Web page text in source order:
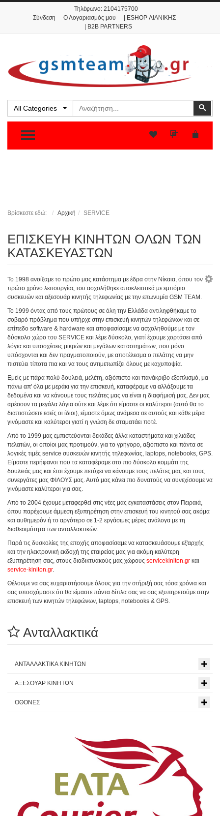
Τηλέφωνο: 2104175700
Σύνδεση
Ο Λογαριασμός μου
| ESHOP ΛΙΑΝΙΚΗΣ
| B2B PARTNERS
All Categories
TOGGLE MENU
Βρίσκεστε εδώ: Αρχική SERVICE
ΕΠΙΣΚΕΥΗ ΚΙΝΗΤΩΝ ΟΛΩΝ ΤΩΝ
ΚΑΤΑΣΚΕΥΑΣΤΩΝ
To 1998 ανοίξαμε το πρώτο μας κατάστημα με έδρα στην Νίκαια, όπου τον
πρώτο χρόνο λειτουργίας του ασχολήθηκε αποκλειστικά με εμπόριο
συσκευών και αξεσουάρ κινητής τηλεφωνίας με την επωνυμία GSM TEAM.
Το 1999 όντας από τους πρώτους σε όλη την Ελλάδα αντιληφθήκαμε το
σοβαρό πρόβλημα που υπήρχε στην επισκευή κινητών τηλεφώνων και σε
επίπεδο software & hardware και αποφασίσαμε να ασχοληθούμε με τον
δύσκολο χώρο του SERVICE και λέμε δύσκολο, γιατί έχουμε χορτάσει από
λόγια και υποσχέσεις μικρών και μεγάλων καταστημάτων, που μόνο
υπόσχονται και δεν πραγματοποιούν, με αποτέλεσμα ο πελάτης να μην
πιστεύει τίποτα πια και να τους αντιμετωπίζει όλους με καχυποψία.
Εμείς με πάρα πολύ δουλειά, μελέτη, αξιόπιστο και πανάκριβο εξοπλισμό, μα
πάνω απ' όλα με μεράκι για την επισκευή, καταφέραμε να αλλάξουμε τα
δεδομένα και να κάνουμε τους πελάτες μας να είναι η διαφήμισή μας. Δεν μας
αρέσουν τα μεγάλα λόγια ούτε και λέμε ότι είμαστε οι καλύτεροι (αυτό θα το
διαπιστώσετε εσείς οι ίδιοι), είμαστε όμως ανάμεσα σε αυτούς και κάθε μέρα
γινόμαστε και καλύτεροι γιατί η γνώση δε σταματάει ποτέ.
Από το 1999 μας εμπιστεύονται δεκάδες άλλα καταστήματα και χιλιάδες
πελατών, οι οποίοι μας προτιμούν, για το γρήγορο, αξιόπιστο και πάντα σε
λογικές τιμές service συσκευών κινητής τηλεφωνίας, laptops, notebooks, GPS.
Είμαστε περήφανοι που τα καταφέραμε στο πιο δύσκολο κομμάτι της
δουλειάς μας και έτσι έχουμε πετύχει να κάνουμε τους πελάτες μας και τους
συνεργάτες μας ΦΙΛΟΥΣ μας. Αυτό μας κάνει πιο δυνατούς να συνεχίσουμε να
γινόμαστε καλύτεροι για σας.
Από το 2004 έχουμε μεταφερθεί στις νέες μας εγκαταστάσεις στον Πειραιά,
όπου παρέχουμε άμμεση εξυπηρέτηση στην επισκευή του κινητού σας ακόμα
και αυθημερόν ή το αργότερο σε 1-2 εργάσιμες μέρες ανάλογα με τη
διαθεσιμότητα των ανταλλακτικών.
Παρά τις δυσκολίες της εποχής αποφασίσαμε να κατασκευάσουμε εξ'αρχής
και την ηλεκτρονική εκδοχή της εταιρείας μας για ακόμη καλύτερη
εξυπηρέτησή σας, στους διαδικτυακούς μας χώρους servicekiniton.gr και
service-kiniton.gr.
Θέλουμε να σας ευχαριστήσουμε όλους για την στήριξή σας τόσα χρόνια και
σας υποσχόμαστε ότι θα είμαστε πάντα δίπλα σας να σας εξυπηρετούμε στην
επισκευή των κινητών τηλεφώνων, laptops, notebooks & GPS.
Ανταλλακτικά
ΑΝΤΑΛΛΑΚΤΙΚΑ ΚΙΝΗΤΩΝ
ΑΞΕΣΟΥΑΡ ΚΙΝΗΤΩΝ
ΟΘΟΝΕΣ